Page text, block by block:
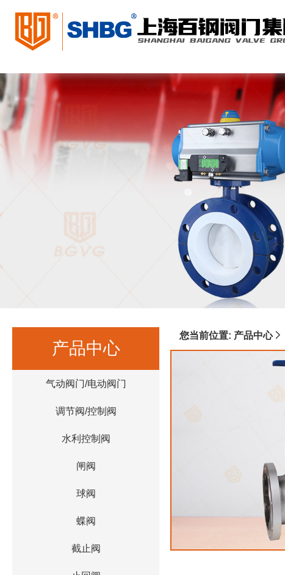
产品中心
气动阀门/电动阀门
调节阀/控制阀
水利控制阀
闸阀
球阀
蝶阀
截止阀
您当前位置: 产品中心